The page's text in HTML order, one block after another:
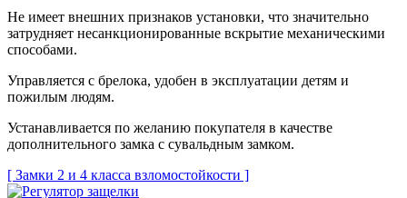
Не имеет внешних признаков установки, что значительно
затрудняет несанкционированные вскрытие механическими
способами.
Управляется с брелока, удобен в эксплуатации детям и
пожилым людям.
Устанавливается по желанию покупателя в качестве
дополнительного замка с сувальдным замком.
[ Замки 2 и 4 класса взломостойкости ]